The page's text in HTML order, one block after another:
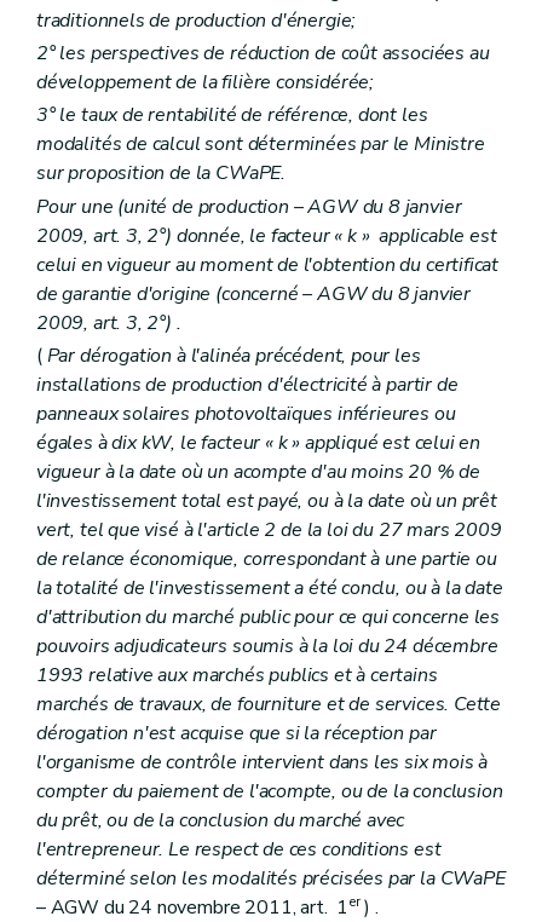
traditionnels de production d'énergie;
2° les perspectives de réduction de coût associées au
développement de la filière considérée;
3° le taux de rentabilité de référence, dont les
modalités de calcul sont déterminées par le Ministre
sur proposition de la CWaPE.
Pour une (unité de production – AGW du 8 janvier
2009, art. 3, 2°) donnée, le facteur « k » applicable est
celui en vigueur au moment de l'obtention du certificat
de garantie d'origine (concerné – AGW du 8 janvier
2009, art. 3, 2°) .
(Par dérogation à l'alinéa précédent, pour les
installations de production d'électricité à partir de
panneaux solaires photovoltaïques inférieures ou
égales à dix kW, le facteur « k » appliqué est celui en
vigueur à la date où un acompte d'au moins 20 % de
l'investissement total est payé, ou à la date où un prêt
vert, tel que visé à l'article 2 de la loi du 27 mars 2009
de relance économique, correspondant à une partie ou
la totalité de l'investissement a été conclu, ou à la date
d'attribution du marché public pour ce qui concerne les
pouvoirs adjudicateurs soumis à la loi du 24 décembre
1993 relative aux marchés publics et à certains
marchés de travaux, de fourniture et de services. Cette
dérogation n'est acquise que si la réception par
l'organisme de contrôle intervient dans les six mois à
compter du paiement de l'acompte, ou de la conclusion
du prêt, ou de la conclusion du marché avec
l'entrepreneur. Le respect de ces conditions est
déterminé selon les modalités précisées par la CWaPE
– AGW du 24 novembre 2011, art. 1er) .